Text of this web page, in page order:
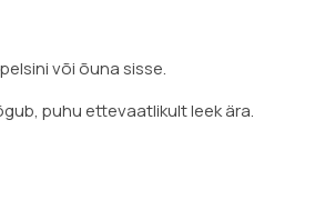
või õuna sisse.
puhu ettevaatlikult leek ära.